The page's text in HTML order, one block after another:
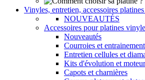
Vinyles, entretien, accessoires
NOUVEAUTÉS
Accessoires pour platines
Nouveautés
Courroies et entrainement
Entretien cellules et
Kits d'évolution et
Capots et charnières